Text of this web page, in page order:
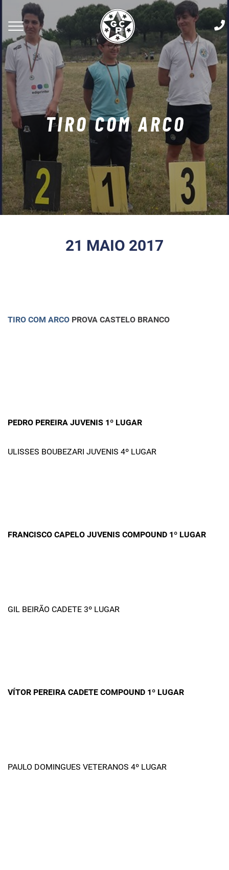
TIRO COM ARCO
21 MAIO 2017
TIRO COM ARCO PROVA CASTELO BRANCO
PEDRO PEREIRA JUVENIS 1º LUGAR
ULISSES BOUBEZARI JUVENIS 4º LUGAR
FRANCISCO CAPELO JUVENIS COMPOUND 1º LUGAR
GIL BEIRÃO CADETE 3º LUGAR
VÍTOR PEREIRA CADETE COMPOUND 1º LUGAR
PAULO DOMINGUES VETERANOS 4º LUGAR